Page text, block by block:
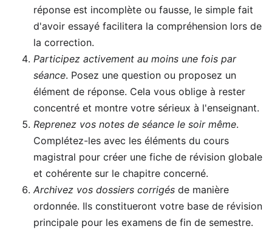
réponse est incomplète ou fausse, le simple fait
d'avoir essayé facilitera la compréhension lors de
la correction.
Participez activement au moins une fois par
séance. Posez une question ou proposez un
élément de réponse. Cela vous oblige à rester
concentré et montre votre sérieux à l'enseignant.
Reprenez vos notes de séance le soir même.
Complétez-les avec les éléments du cours
magistral pour créer une fiche de révision globale
et cohérente sur le chapitre concerné.
Archivez vos dossiers corrigés de manière
ordonnée. Ils constitueront votre base de révision
principale pour les examens de fin de semestre.